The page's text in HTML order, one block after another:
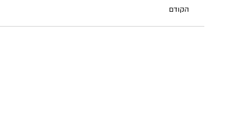
הקודם